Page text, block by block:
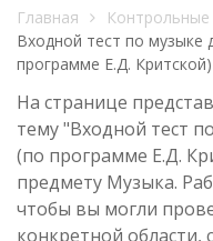
Главная
Входной тест по музыке
программе Е.Д. Критской)
На странице
тему "Входной тест
(по программе Е.Д.
предмету Музыка.
чтобы вы могли
конкретной области,